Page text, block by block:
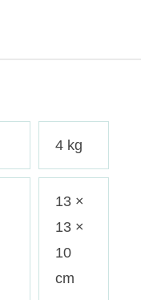
4 kg
13 ×
13 ×
10
cm